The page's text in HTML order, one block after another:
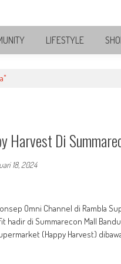
LIFESTYLE
Harvest Di
18, 2024
Omni Channel di Rambla
di Summarecon Mall
(Happy Harvest)